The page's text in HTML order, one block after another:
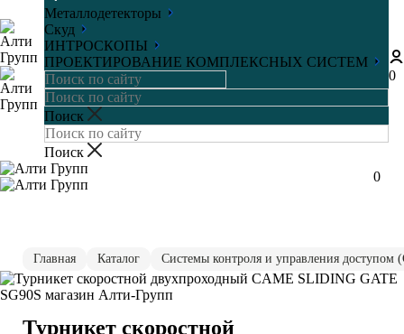
Металлодетекторы
Скуд
ИНТРОСКОПЫ
ПРОЕКТИРОВАНИЕ КОМПЛЕКСНЫХ СИСТЕМ
0
0
Главная Каталог Системы контроля и управления
Турникет скоростной